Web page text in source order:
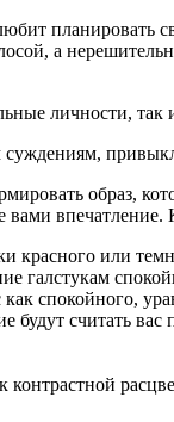
а
личности,
образ,
красного или
галстукам
спокойного,
считать